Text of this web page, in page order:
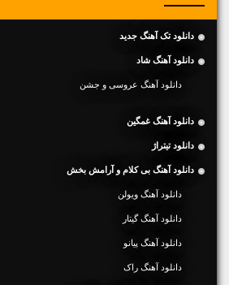
دانلود تک آهنگ جدید
دانلود آهنگ شاد
دانلود آهنگ عروسی و جشن
دانلود آهنگ غمگین
دانلود تیتراژ
دانلود آهنگ بی کلام و آرامش بخش
دانلود آهنگ ویولن
دانلود آهنگ گیتار
دانلود آهنگ پیانو
دانلود آهنگ راک